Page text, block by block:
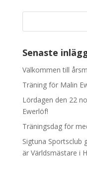
Senaste
Välkommen till
Träning för Malin
Lördagen den 22
Ewerlöf!
Träningsdag för
Sigtuna Sportsclub
är Världsmästare i